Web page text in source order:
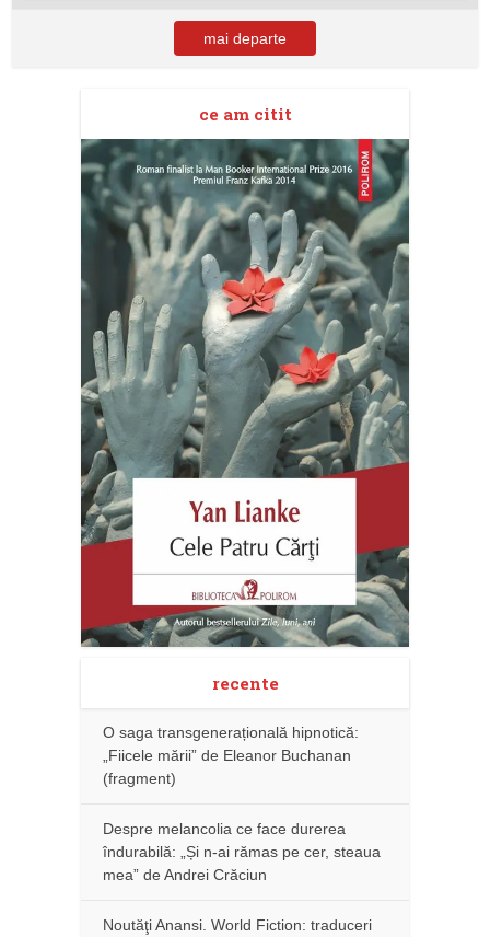
mai departe
ce am citit
recente
O saga transgenerațională hipnotică:
„Fiicele mării” de Eleanor Buchanan
(fragment)
Despre melancolia ce face durerea
îndurabilă: „Și n-ai rămas pe cer, steaua
mea” de Andrei Crăciun
Noutăţi Anansi. World Fiction: traduceri